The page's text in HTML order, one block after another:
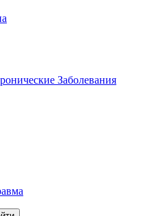
Заболевания